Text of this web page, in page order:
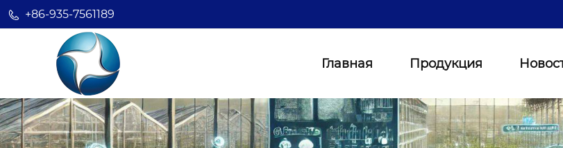
+86-935-7561189
Главная Продукция